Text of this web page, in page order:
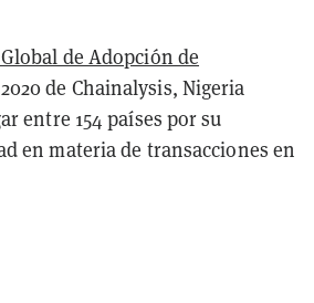
de Adopción de
de Chainalysis, Nigeria
entre 154 países por su
en materia de transacciones en